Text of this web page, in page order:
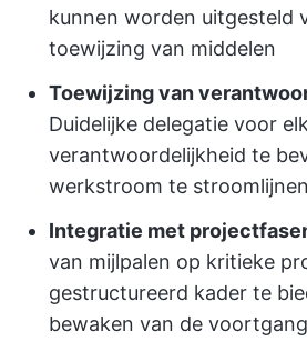
kunnen worden uitgesteld
toewijzing van middelen
Toewijzing van
Duidelijke delegatie voor
verantwoordelijkheid te
werkstroom te stroomlijnen
Integratie met
van mijlpalen op kritieke
gestructureerd kader te
bewaken van de voortgang